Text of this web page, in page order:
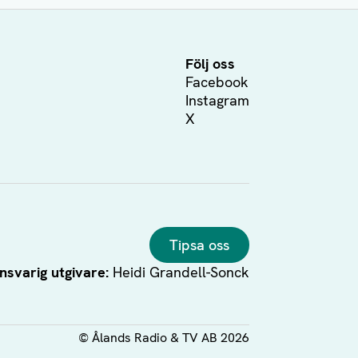
Följ oss
Facebook
Instagram
X
Tipsa oss
utgivare: Heidi Grandell-Sonck
©Ålands Radio & TV AB 2026